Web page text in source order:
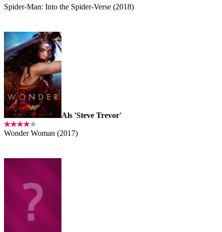
Spider-Man: Into the Spider-Verse (2018)
Als 'Steve Trevor'
Wonder Woman (2017)